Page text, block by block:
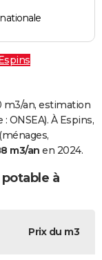
m3/an, estimation
ONSEA). À Espins,
m3/an en 2024.
à
Prix du m3